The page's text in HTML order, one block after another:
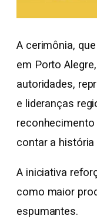
A cerimônia,
em Porto
autoridades,
e lideranças
contar a
A iniciativa
como maior
espumantes.